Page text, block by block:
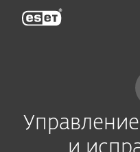
ESET